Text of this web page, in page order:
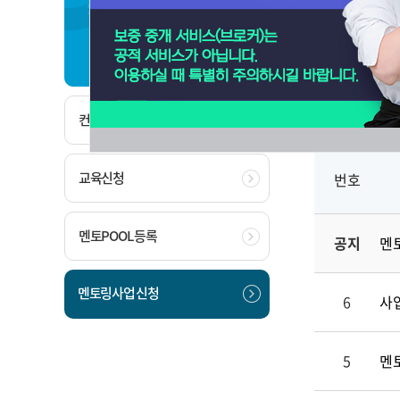
경영지도
컨설팅 신청
교육신청
멘토POOL 등록
멘토링사업 신청
멘토
번호
공지 멘
6 사
5 멘